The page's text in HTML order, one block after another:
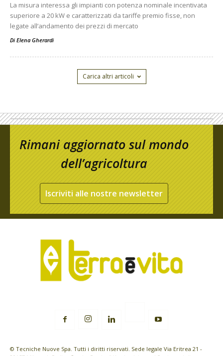
La misura interessa gli impianti con potenza nominale incentivata
superiore a 20 kW e caratterizzati da tariffe premio fisse, non
legate all’andamento dei prezzi di mercato
Di Elena Gherardi
Carica altri articoli
Rimani aggiornato sul mondo
dell’agricoltura
Iscriviti alle nostre newsletter
© Tecniche Nuove Spa. Tutti i diritti riservati. Sede legale Via Eritrea 21 -